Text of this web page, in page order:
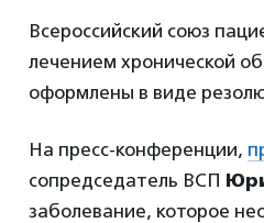
Всероссийский союз
лечением хронической
оформлены в виде
На пресс-конференции,
сопредседатель ВСП
заболевание, которое